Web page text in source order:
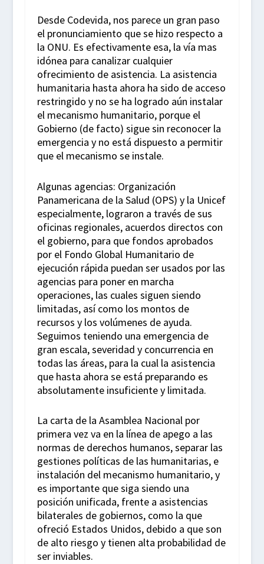
Desde Codevida, nos parece un gran paso
el pronunciamiento que se hizo respecto a
la ONU. Es efectivamente esa, la vía mas
idónea para canalizar cualquier
ofrecimiento de asistencia. La asistencia
humanitaria hasta ahora ha sido de acceso
restringido y no se ha logrado aún instalar
el mecanismo humanitario, porque el
Gobierno (de facto) sigue sin reconocer la
emergencia y no está dispuesto a permitir
que el mecanismo se instale.
Algunas agencias: Organización
Panamericana de la Salud (OPS) y la Unicef
especialmente, lograron a través de sus
oficinas regionales, acuerdos directos con
el gobierno, para que fondos aprobados
por el Fondo Global Humanitario de
ejecución rápida puedan ser usados por las
agencias para poner en marcha
operaciones, las cuales siguen siendo
limitadas, así como los montos de
recursos y los volúmenes de ayuda.
Seguimos teniendo una emergencia de
gran escala, severidad y concurrencia en
todas las áreas, para la cual la asistencia
que hasta ahora se está preparando es
absolutamente insuficiente y limitada.
La carta de la Asamblea Nacional por
primera vez va en la línea de apego a las
normas de derechos humanos, separar las
gestiones políticas de las humanitarias, e
instalación del mecanismo humanitario, y
es importante que siga siendo una
posición unificada, frente a asistencias
bilaterales de gobiernos, como la que
ofreció Estados Unidos, debido a que son
de alto riesgo y tienen alta probabilidad de
ser inviables.